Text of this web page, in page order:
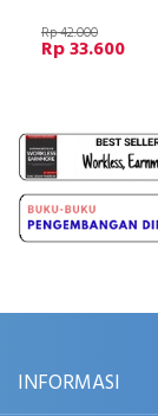
Rp 42.000
Rp 33.600
INFORMASI